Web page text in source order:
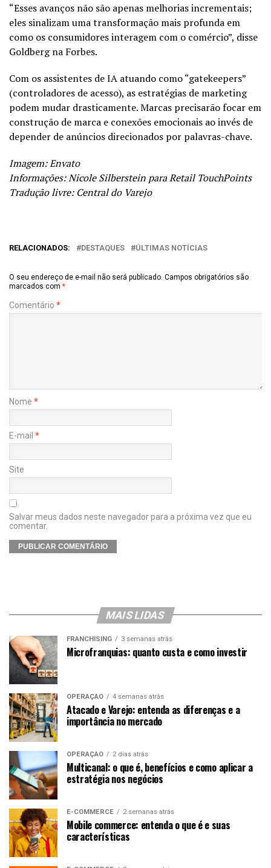
“Esses avanços não são apenas melhorias incrementais;
eles sinalizam uma transformação mais profunda em
como os consumidores interagem com o comércio”, disse
Goldberg na Forbes.
Com os assistentes de IA atuando como “gatekeepers”
(controladores de acesso), as estratégias de marketing
podem mudar drasticamente. Marcas precisarão focar em
construção de marca e conexões emocionais ao invés de
depender de anúncios direcionados por palavras-chave.
Imagem: Envato
Informações: Nicole Silberstein para Retail TouchPoints
Tradução livre: Central do Varejo
RELACIONADOS: DESTAQUES ÚLTIMAS NOTÍCIAS
O seu endereço de e-mail não será publicado. Campos obrigatórios são
marcados com *
Comentário *
Nome *
E-mail *
Site
Salvar meus dados neste navegador para a próxima vez que eu
comentar.
MAIS LIDAS
FRANCHISING 3 semanas atrás
Microfranquias: quanto custa e como investir
OPERAÇÃO 4 semanas atrás
Atacado e Varejo: entenda as diferenças e a
importância no mercado
OPERAÇÃO 2 dias atrás
Multicanal: o que é, benefícios e como aplicar a
estratégia nos negócios
E-COMMERCE 2 semanas atrás
Mobile commerce: entenda o que é e suas
características